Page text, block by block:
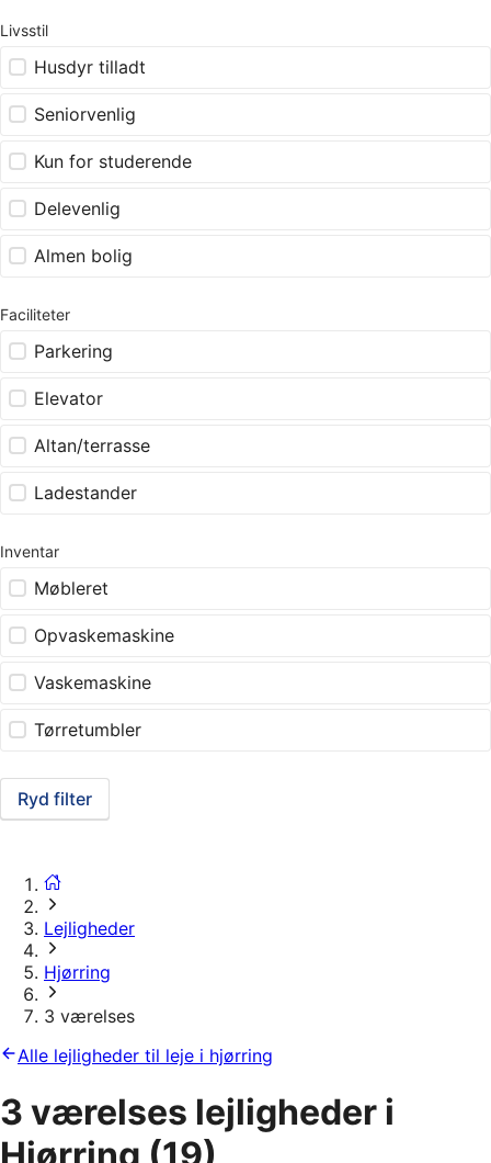
Livsstil
Husdyr tilladt
Seniorvenlig
Kun for studerende
Delevenlig
Almen bolig
Faciliteter
Parkering
Elevator
Altan/terrasse
Ladestander
Inventar
Møbleret
Opvaskemaskine
Vaskemaskine
Tørretumbler
Ryd filter
Lejligheder
Hjørring
3 værelses
Alle lejligheder til leje i hjørring
3 værelses lejligheder i
Hjørring (19)